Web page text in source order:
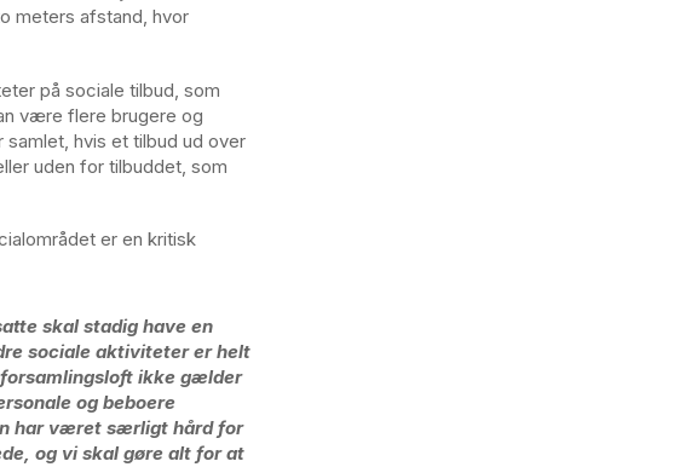
meters afstand, hvor
på sociale tilbud, som
være flere brugere og
hvis et tilbud ud over
uden for tilbuddet, som
er en kritisk
skal stadig have en
sociale aktiviteter er helt
ikke gælder
og beboere
har været særligt hård for
og vi skal gøre alt for at